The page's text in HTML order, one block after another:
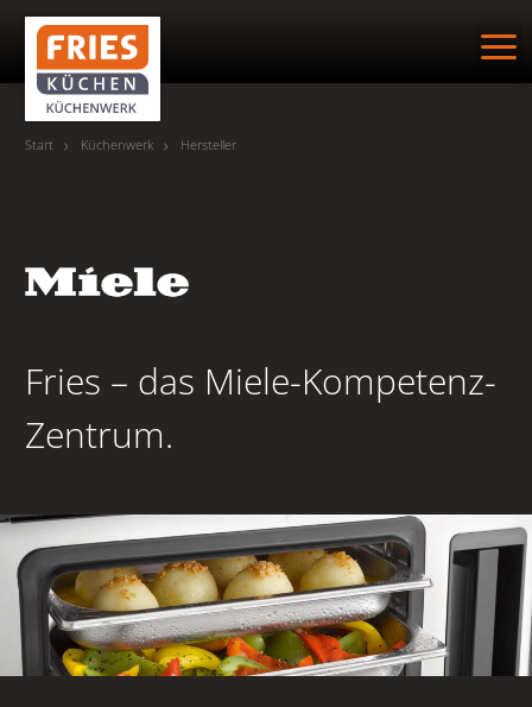
KÜCHENWERK
Gaggenau
La Cornue
Miele
Start Küchenwerk Hersteller
Fries – das Miele-Kompetenz-
Zentrum.